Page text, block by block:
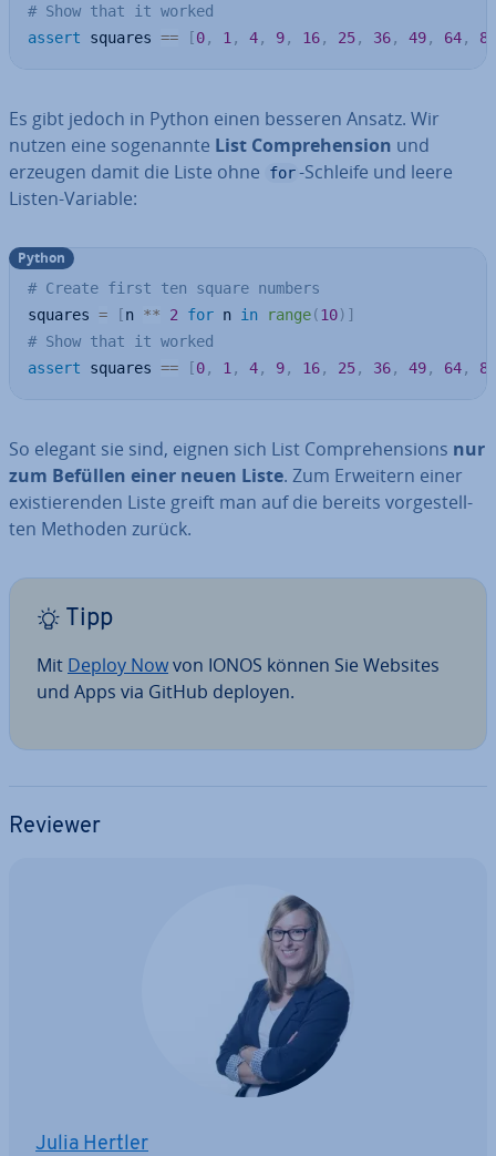
# Show that it worked
assert squares == [0, 1 , 4, 9, 16, 25, 36, 49, 64, 81
Es gibt jedoch in Python einen besseren Ansatz. Wir
nutzen eine so­ge­nann­te List Com­pre­hen­si­on und
erzeugen damit die Liste ohne
for -Schleife und leere
Listen-Variable:
# Create first ten square numbers
squares = [n ** 2 for n in range(10) ]
# Show that it worked
assert squares == [0, 1 , 4, 9, 16, 25, 36, 49, 64, 81
Python
So elegant sie sind, eignen sich List Com­pre­hen­si­ons nur
zum Befüllen einer neuen Liste. Zum Erweitern einer
exis­tie­ren­den Liste greift man auf die bereits vor­ge­stell­
ten Methoden zurück.
Tipp
Mit Deploy Nowvon IONOS können Sie Websites
und Apps via GitHub deployen.
Reviewer
Julia Hertler